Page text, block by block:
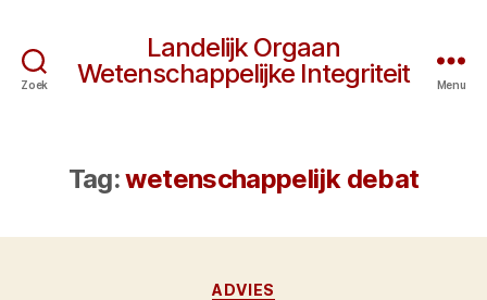
Zoek
Landelijk Orgaan
Wetenschappelijke Integriteit
Menu
Tag:wetenschappelijk debat
Categorieën
ADVIES